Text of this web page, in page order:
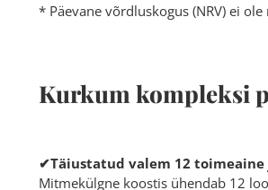
* Päevane võrdluskogus (NRV) ei
Kurkum kompleksi
✔Täiustatud valem 12
Mitmekülgne koostis ühendab 12